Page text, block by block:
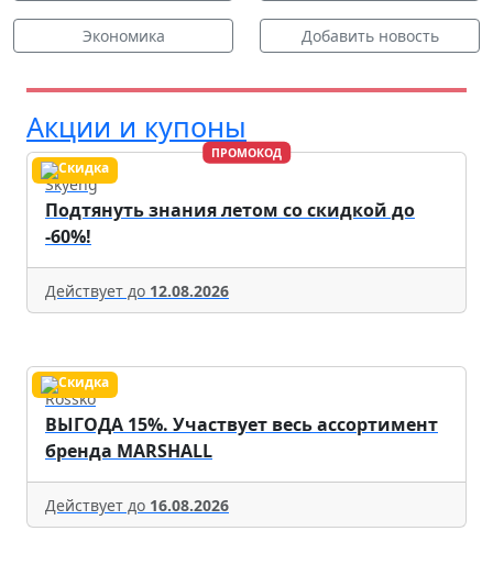
Экономика Добавить новость
Акции и купоны
ПРОМОКОД
Skyeng
Подтянуть знания летом со скидкой до
-60%!
Действует до 12.08.2026
Rossko
ВЫГОДА 15%. Участвует весь ассортимент
бренда MARSHALL
Действует до 16.08.2026